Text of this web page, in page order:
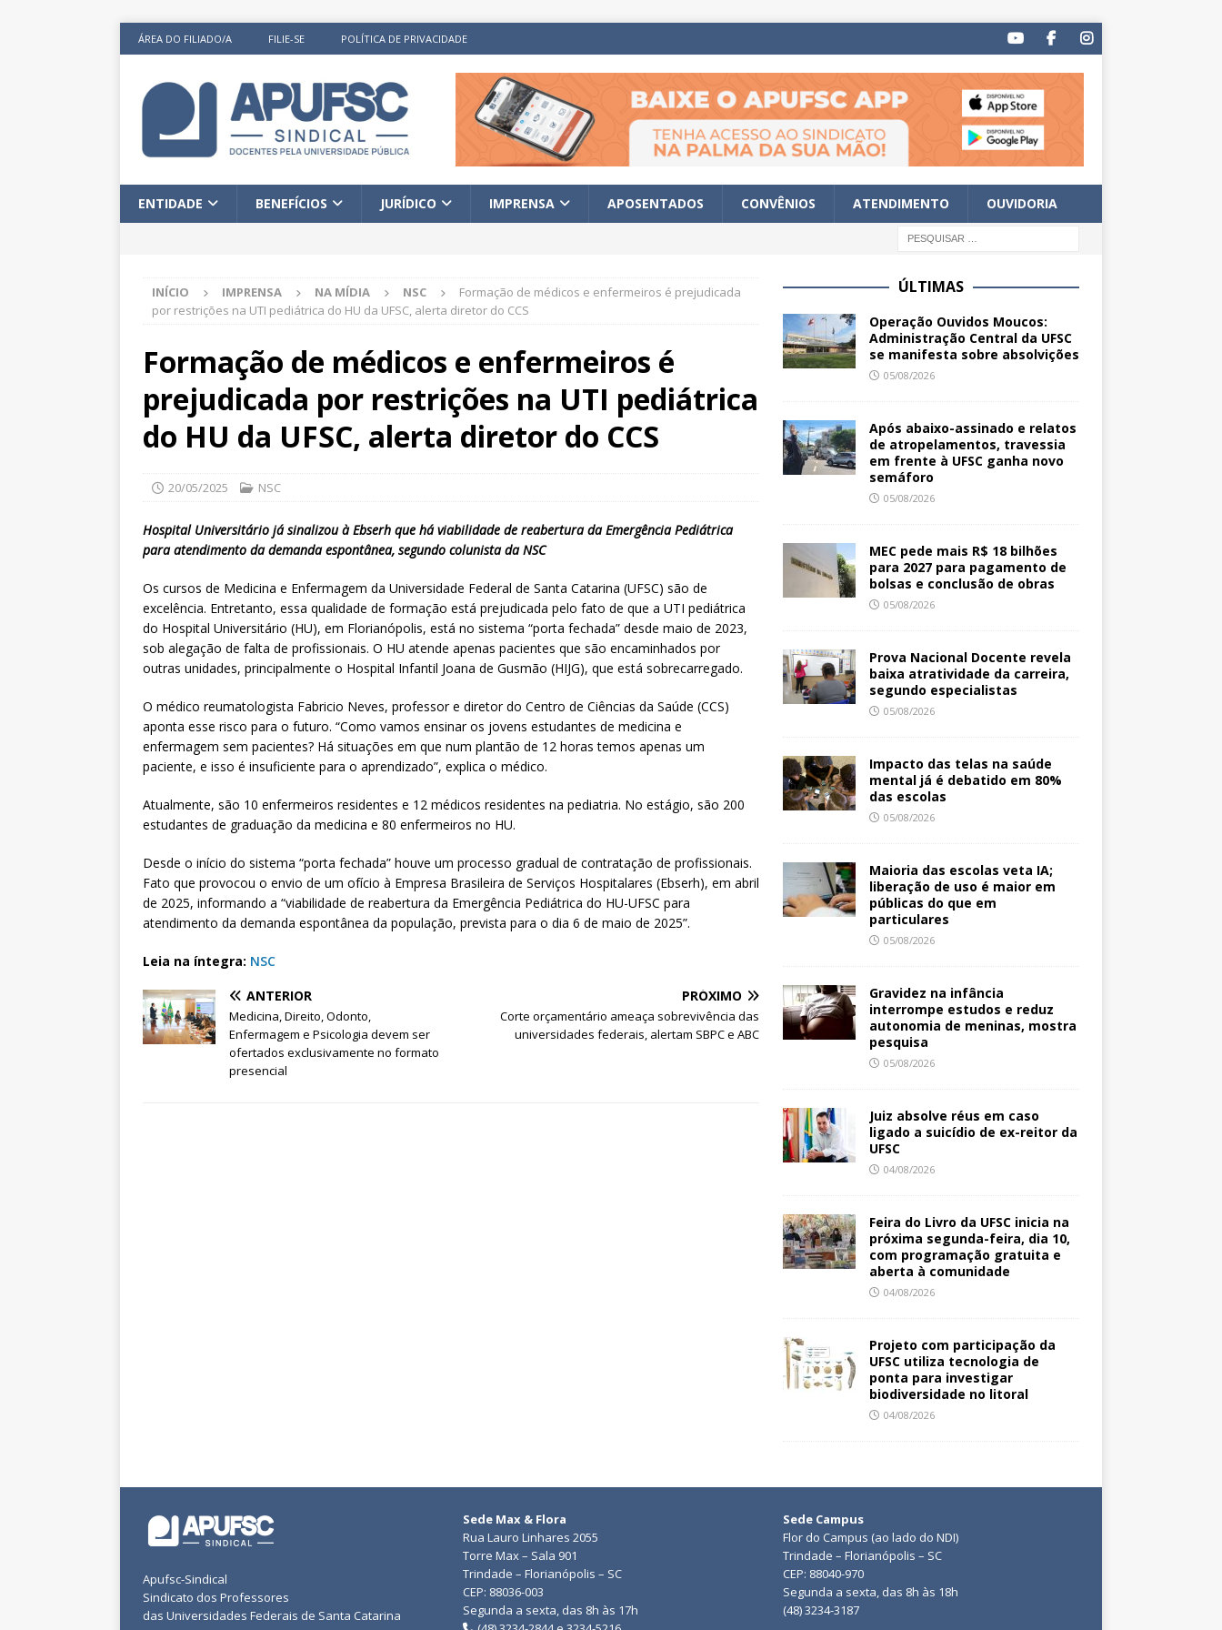
ÁREA DO FILIADO/A FILIE-SE POLÍTICA DE PRIVACIDADE
ENTIDADE BENEFÍCIOS JURÍDICO IMPRENSA APOSENTADOS CONVÊNIOS ATENDIMENTO OUVIDORIA
INÍCIO IMPRENSA NA MÍDIA NSC
Formação de médicos e enfermeiros é prejudicada
por restrições na UTI pediátrica do HU da UFSC, alerta diretor do CCS
Formação de médicos e enfermeiros é
prejudicada por restrições na UTI pediátrica
do HU da UFSC, alerta diretor do CCS
20/05/2025 NSC
Hospital Universitário já sinalizou à Ebserh que há viabilidade de reabertura da Emergência Pediátrica
para atendimento da demanda espontânea, segundo colunista da NSC
Os cursos de Medicina e Enfermagem da Universidade Federal de Santa Catarina (UFSC) são de
excelência. Entretanto, essa qualidade de formação está prejudicada pelo fato de que a UTI pediátrica
do Hospital Universitário (HU), em Florianópolis, está no sistema “porta fechada” desde maio de 2023,
sob alegação de falta de profissionais. O HU atende apenas pacientes que são encaminhados por
outras unidades, principalmente o Hospital Infantil Joana de Gusmão (HIJG), que está sobrecarregado.
O médico reumatologista Fabricio Neves, professor e diretor do Centro de Ciências da Saúde (CCS)
aponta esse risco para o futuro. “Como vamos ensinar os jovens estudantes de medicina e
enfermagem sem pacientes? Há situações em que num plantão de 12 horas temos apenas um
paciente, e isso é insuficiente para o aprendizado”, explica o médico.
Atualmente, são 10 enfermeiros residentes e 12 médicos residentes na pediatria. No estágio, são 200
estudantes de graduação da medicina e 80 enfermeiros no HU.
Desde o início do sistema “porta fechada” houve um processo gradual de contratação de profissionais.
Fato que provocou o envio de um ofício à Empresa Brasileira de Serviços Hospitalares (Ebserh), em abril
de 2025, informando a “viabilidade de reabertura da Emergência Pediátrica do HU-UFSC para
atendimento da demanda espontânea da população, prevista para o dia 6 de maio de 2025”.
Leia na íntegra: NSC
ANTERIOR
Medicina, Direito, Odonto,
Enfermagem e Psicologia devem ser
ofertados exclusivamente no formato
presencial
PRÓXIMO
Corte orçamentário ameaça sobrevivência das
universidades federais, alertam SBPC e ABC
ÚLTIMAS
Operação Ouvidos Moucos:
Administração Central da UFSC
se manifesta sobre absolvições
05/08/2026
Após abaixo-assinado e relatos
de atropelamentos, travessia
em frente à UFSC ganha novo
semáforo
05/08/2026
MEC pede mais R$ 18 bilhões
para 2027 para pagamento de
bolsas e conclusão de obras
05/08/2026
Prova Nacional Docente revela
baixa atratividade da carreira,
segundo especialistas
05/08/2026
Impacto das telas na saúde
mental já é debatido em 80%
das escolas
05/08/2026
Maioria das escolas veta IA;
liberação de uso é maior em
públicas do que em
particulares
05/08/2026
Gravidez na infância
interrompe estudos e reduz
autonomia de meninas, mostra
pesquisa
05/08/2026
Juiz absolve réus em caso
ligado a suicídio de ex-reitor da
UFSC
04/08/2026
Feira do Livro da UFSC inicia na
próxima segunda-feira, dia 10,
com programação gratuita e
aberta à comunidade
04/08/2026
Projeto com participação da
UFSC utiliza tecnologia de
ponta para investigar
biodiversidade no litoral
04/08/2026
Apufsc-Sindical
Sindicato dos Professores
das Universidades Federais de Santa Catarina
Sede Max & Flora
Rua Lauro Linhares 2055
Torre Max – Sala 901
Trindade – Florianópolis – SC
CEP: 88036-003
Segunda a sexta, das 8h às 17h
Sede Campus
Flor do Campus (ao lado do NDI)
Trindade – Florianópolis – SC
CEP: 88040-970
Segunda a sexta, das 8h às 18h
(48) 3234-3187